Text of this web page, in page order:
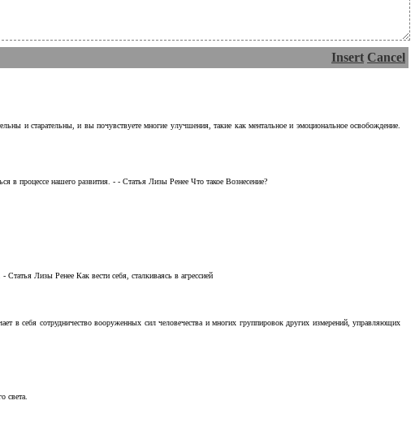
Insert Cancel
и старательны, и вы почувствуете многие улучшения, такие как ментальное и эмоциональное освобождение.
в процессе нашего развития. - - Статья Лизы Ренее Что такое Вознесение?
Статья Лизы Ренее Как вести себя, сталкиваясь в агрессией
в себя сотрудничество вооруженных сил человечества и многих группировок других измерений, управляющих
света.